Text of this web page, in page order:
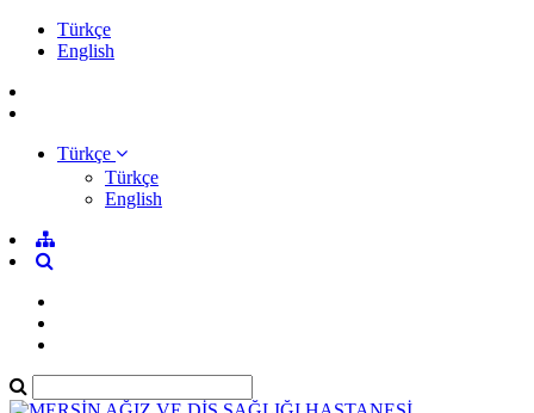
Türkçe
English
Türkçe
Türkçe
English